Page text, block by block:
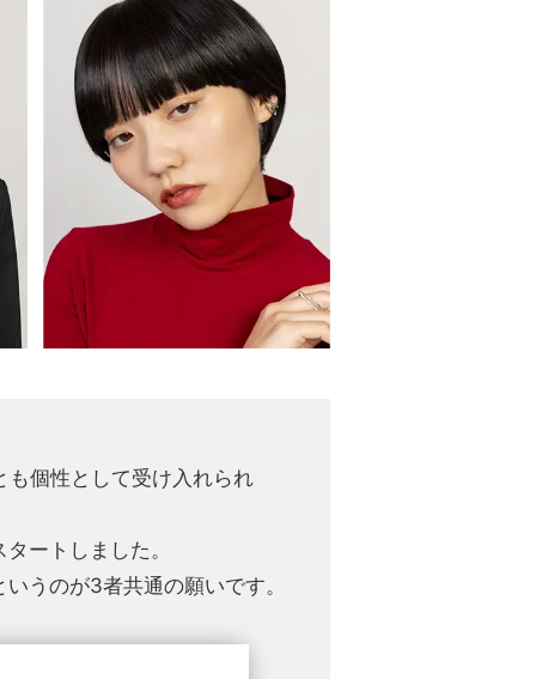
も個性として受け入れられ
ートしました。
うのが3者共通の願いです。